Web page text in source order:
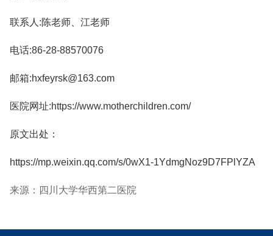
联系人:陈老师、江老师
电话:86-28-88570076
邮箱:hxfeyrsk@163.com
医院网址:https://www.motherchildren.com/
原文出处：
https://mp.weixin.qq.com/s/0wX1-1YdmgNoz9D7FPlYZA
来源：四川大学华西第二医院